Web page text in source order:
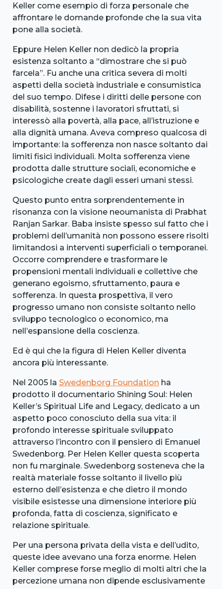
Keller come esempio di forza personale che
affrontare le domande profonde che la sua vita
pone alla società.
Eppure Helen Keller non dedicò la propria
esistenza soltanto a “dimostrare che si può
farcela”. Fu anche una critica severa di molti
aspetti della società industriale e consumistica
del suo tempo. Difese i diritti delle persone con
disabilità, sostenne i lavoratori sfruttati, si
interessò alla povertà, alla pace, all’istruzione e
alla dignità umana. Aveva compreso qualcosa di
importante: la sofferenza non nasce soltanto dai
limiti fisici individuali. Molta sofferenza viene
prodotta dalle strutture sociali, economiche e
psicologiche create dagli esseri umani stessi.
Questo punto entra sorprendentemente in
risonanza con la visione neoumanista di Prabhat
Ranjan Sarkar. Baba insiste spesso sul fatto che i
problemi dell’umanità non possono essere risolti
limitandosi a interventi superficiali o temporanei.
Occorre comprendere e trasformare le
propensioni mentali individuali e collettive che
generano egoismo, sfruttamento, paura e
sofferenza. In questa prospettiva, il vero
progresso umano non consiste soltanto nello
sviluppo tecnologico o economico, ma
nell’espansione della coscienza.
Ed è qui che la figura di Helen Keller diventa
ancora più interessante.
Nel 2005 la Swedenborg Foundation ha
prodotto il documentario Shining Soul: Helen
Keller’s Spiritual Life and Legacy, dedicato a un
aspetto poco conosciuto della sua vita: il
profondo interesse spirituale sviluppato
attraverso l’incontro con il pensiero di Emanuel
Swedenborg. Per Helen Keller questa scoperta
non fu marginale. Swedenborg sosteneva che la
realtà materiale fosse soltanto il livello più
esterno dell’esistenza e che dietro il mondo
visibile esistesse una dimensione interiore più
profonda, fatta di coscienza, significato e
relazione spirituale.
Per una persona privata della vista e dell’udito,
queste idee avevano una forza enorme. Helen
Keller comprese forse meglio di molti altri che la
percezione umana non dipende esclusivamente